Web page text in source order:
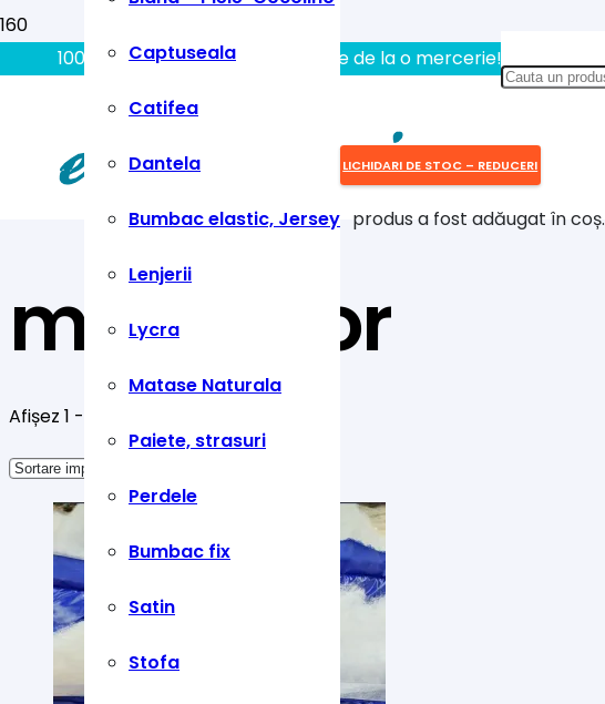
100% aici gasiti tot ce aveti nevoie de la o mercerie!!
Captuseala
Catifea
Dantela
Bumbac elastic, Jersey
Lenjerii
Lycra
Matase Naturala
Paiete, strasuri
Perdele
Bumbac fix
Satin
Stofa
LICHIDARI DE STOC – REDUCERI
produsa fost adăugat în coș.
multicolor
Afișez 1 - 10 din 13 rezultate